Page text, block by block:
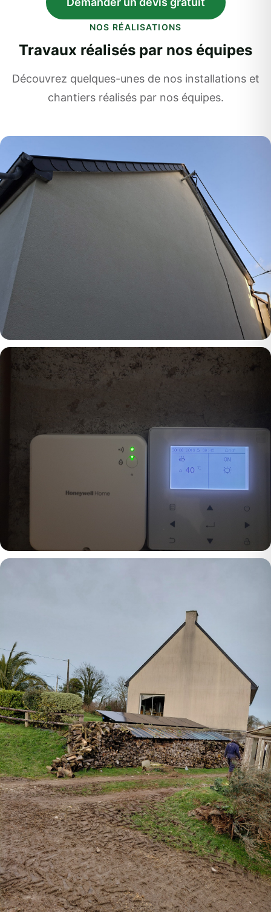
NOS RÉALISATIONS
Travaux réalisés par nos équipes
Découvrez quelques-unes de nos installations et
chantiers réalisés par nos équipes.